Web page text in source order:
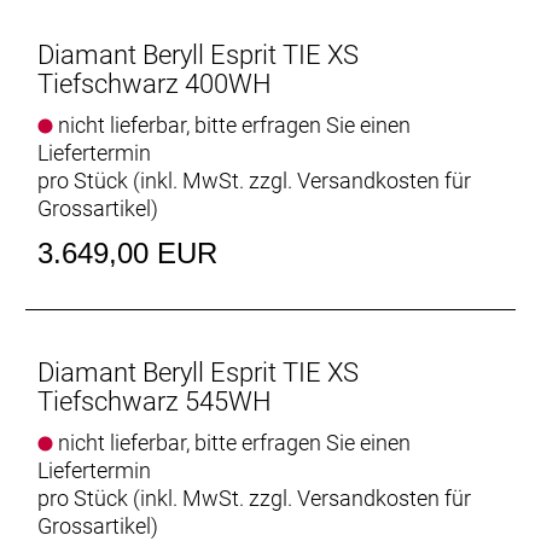
mehrere tausend Kilometer wartungsarmes Fahren
und verdreckt auch deine Hose nicht.
Basil transportiert alles, was du willst, stabil und
stoßgeschützt - bis zu einem Limit von 25kg.
- Das Rahmenschloss ist schon dabei. Clever
mitgedacht: Du nutzt dafür den gleichen Schlüssel
wie für deinen E-Bike-Akku.
Integrated Battery, interne Zugführung,
Motor Armor, Post Mount-
Scheibenbremsaufnahme, 135 x 5 mm
Schnellspannachse
Rahmengröße: L
Diamant Beryll Esprit TIE XS
Tiefschwarz 400WH
nicht lieferbar, bitte erfragen Sie einen
Liefertermin
pro Stück (inkl. MwSt. zzgl. Versandkosten für
Grossartikel)
3.649,00 EUR
Diamant Beryll Esprit TIE XS
Tiefschwarz 545WH
nicht lieferbar, bitte erfragen Sie einen
Liefertermin
pro Stück (inkl. MwSt. zzgl. Versandkosten für
Grossartikel)